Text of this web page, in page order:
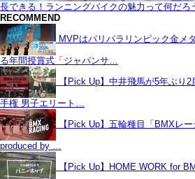
長できる！ランニングバイクの魅力って何だろ
RECOMMEND
MVPはパリパラリンピック金メ
る年間授賞式「ジャパンサ…
【Pick Up】中井飛馬が5年ぶり
手権 男子エリート…
【Pick Up】五輪種目「BMXレ
produced by …
【Pick Up】HOME WORK for